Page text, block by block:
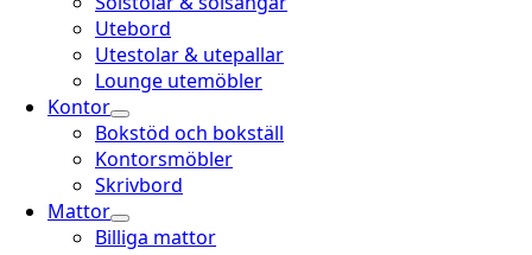
Utebord
Utestolar & utepallar
Lounge utemöbler
Kontor
Bokstöd och bokställ
Kontorsmöbler
Skrivbord
Mattor
Billiga mattor